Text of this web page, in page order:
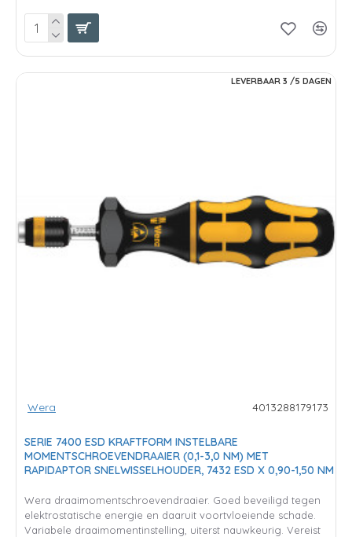
LEVERBAAR 3 /5 DAGEN
Wera 4013288179173
SERIE 7400 ESD KRAFTFORM INSTELBARE
MOMENTSCHROEVENDRAAIER (0,1-3,0 NM) MET
RAPIDAPTOR SNELWISSELHOUDER, 7432 ESD X 0,90-1,50 NM
Wera draaimomentschroevendraaier. Goed beveiligd tegen
elektrostatische energie en daaruit voortvloeiende schade.
Variabele draaimomentinstelling, uiterst nauwkeurig. Vereist